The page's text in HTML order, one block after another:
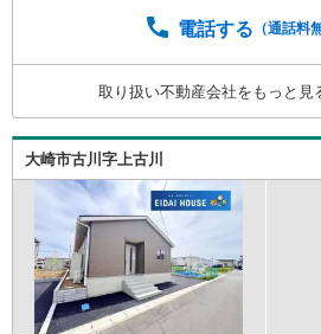
し】【リフォーム】など住宅に
も、誠心誠意ご説明させて頂き
ペースも完備！お子様連れのご
い。営業時間:10:00～18:00（
り変動あり）現地のご案内も可
にお問い合わせください！
電話する （通話料
取り扱い不動産会社をもっと見
大崎市古川字上古川